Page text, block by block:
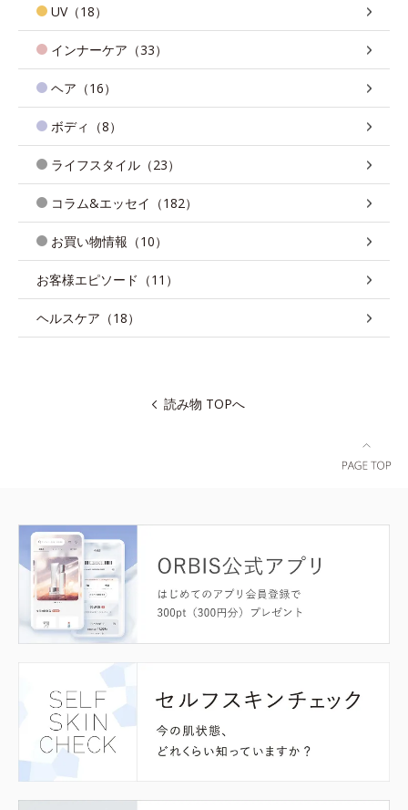
UV（18）
インナーケア（33）
ヘア（16）
ボディ（8）
ライフスタイル（23）
コラム&エッセイ（182）
お買い物情報（10）
お客様エピソード（11）
ヘルスケア（18）
読み物 TOPへ